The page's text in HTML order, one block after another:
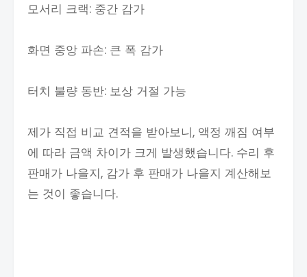
모서리 크랙: 중간 감가
화면 중앙 파손: 큰 폭 감가
터치 불량 동반: 보상 거절 가능
제가 직접 비교 견적을 받아보니, 액정 깨짐 여부
에 따라 금액 차이가 크게 발생했습니다. 수리 후
판매가 나을지, 감가 후 판매가 나을지 계산해보
는 것이 좋습니다.